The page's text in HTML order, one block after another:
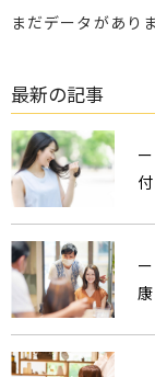
まだデータがあり
最新の記事